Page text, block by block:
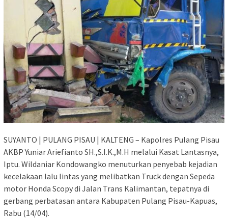
SUYANTO | PULANG PISAU | KALTENG – Kapolres Pulang Pisau
AKBP Yuniar Ariefianto SH.,S.I.K.,M.H melalui Kasat Lantasnya,
Iptu. Wildaniar Kondowangko menuturkan penyebab kejadian
kecelakaan lalu lintas yang melibatkan Truck dengan Sepeda
motor Honda Scopy di Jalan Trans Kalimantan, tepatnya di
gerbang perbatasan antara Kabupaten Pulang Pisau-Kapuas,
Rabu (14/04).